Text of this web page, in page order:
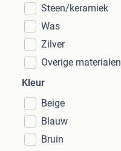
Steen/keramiek
Was
Zilver
Overige materialen
Kleur
Beige
Blauw
Bruin